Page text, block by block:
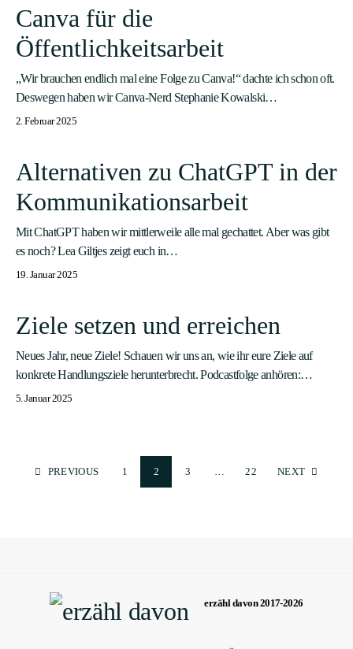
Canva für die
Öffentlichkeitsarbeit
„Wir brauchen endlich mal eine Folge zu Canva!“ dachte ich schon oft.
Deswegen haben wir Canva-Nerd Stephanie Kowalski…
2. Februar 2025
Alternativen zu ChatGPT in der
Kommunikationsarbeit
Mit ChatGPT haben wir mittlerweile alle mal gechattet. Aber was gibt
es noch? Lea Giltjes zeigt euch in…
19. Januar 2025
Ziele setzen und erreichen
Neues Jahr, neue Ziele! Schauen wir uns an, wie ihr eure Ziele auf
konkrete Handlungsziele herunterbrecht. Podcastfolge anhören:…
5. Januar 2025
PREVIOUS 1 2 3 22 NEXT
erzähl davon 2017-2026